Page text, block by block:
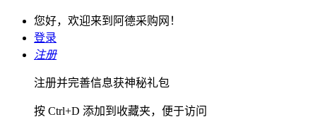
您好，欢迎来到阿德采购网！
登录
注册
注册并完善信息获神秘礼包
按 Ctrl+D 添加到收藏夹，便于访问